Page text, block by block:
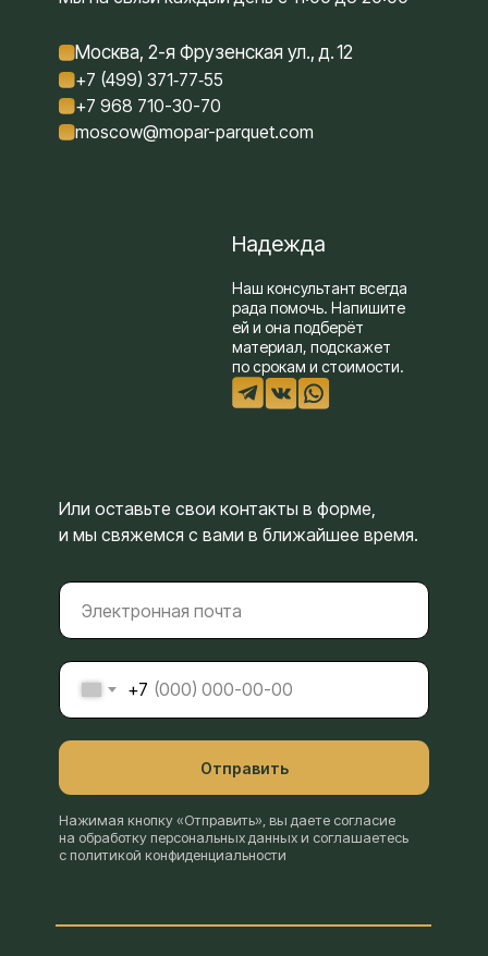
Или оставьте свои контакты в форме,
и мы свяжемся с вами в ближайшее время.
Москва, 2-я Фрузенская ул., д. 12
+7 (499) 371‑77‑55
+7 968 710-30-70
moscow@mopar-parquet.com
Наш консультант всегда
рада помочь. Напишите
ей и она подберёт
материал, подскажет
по срокам и стоимости.
Надежда
+7
Отправить
Нажимая кнопку «Отправить», вы даете согласие
на обработку персональных данных и соглашаетесь
с политикой конфиденциальности